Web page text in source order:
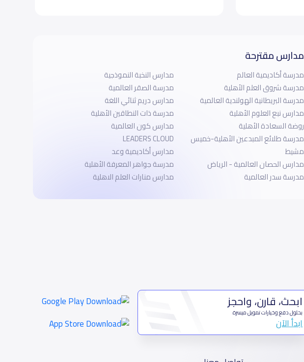
مدارس مقترحة
مدرسة أكاديمية العالم
مدرسة شروق العلم الأهلية
مدرسة البريطانية الهولندية العالمية
مدارس نبع العلوم الأهلية
روضة السعادة الأهلية
مدرسة طلائع المبدعين الأهلية-خميس
مشيط
مدارس الحصان العالمية - الرياض
مدرسة سدر العالمية
مدارس النخبة النموذجية
مدرسة الصقر العالمية
مدارس دريم ثنائي اللغة
مدرسة ذات النطاقين الأهلية
مدارس كون العالمية
LEADERS CLOUD
مدارس أكاديمية وعد
مدرسة جواهر المعرفة الأهلية
مدارس منارات العلم الاهلية
ابحث، قارن، واحجز
بحلول دفع وخيارات تمويل ميسرة
ابدأ الآن